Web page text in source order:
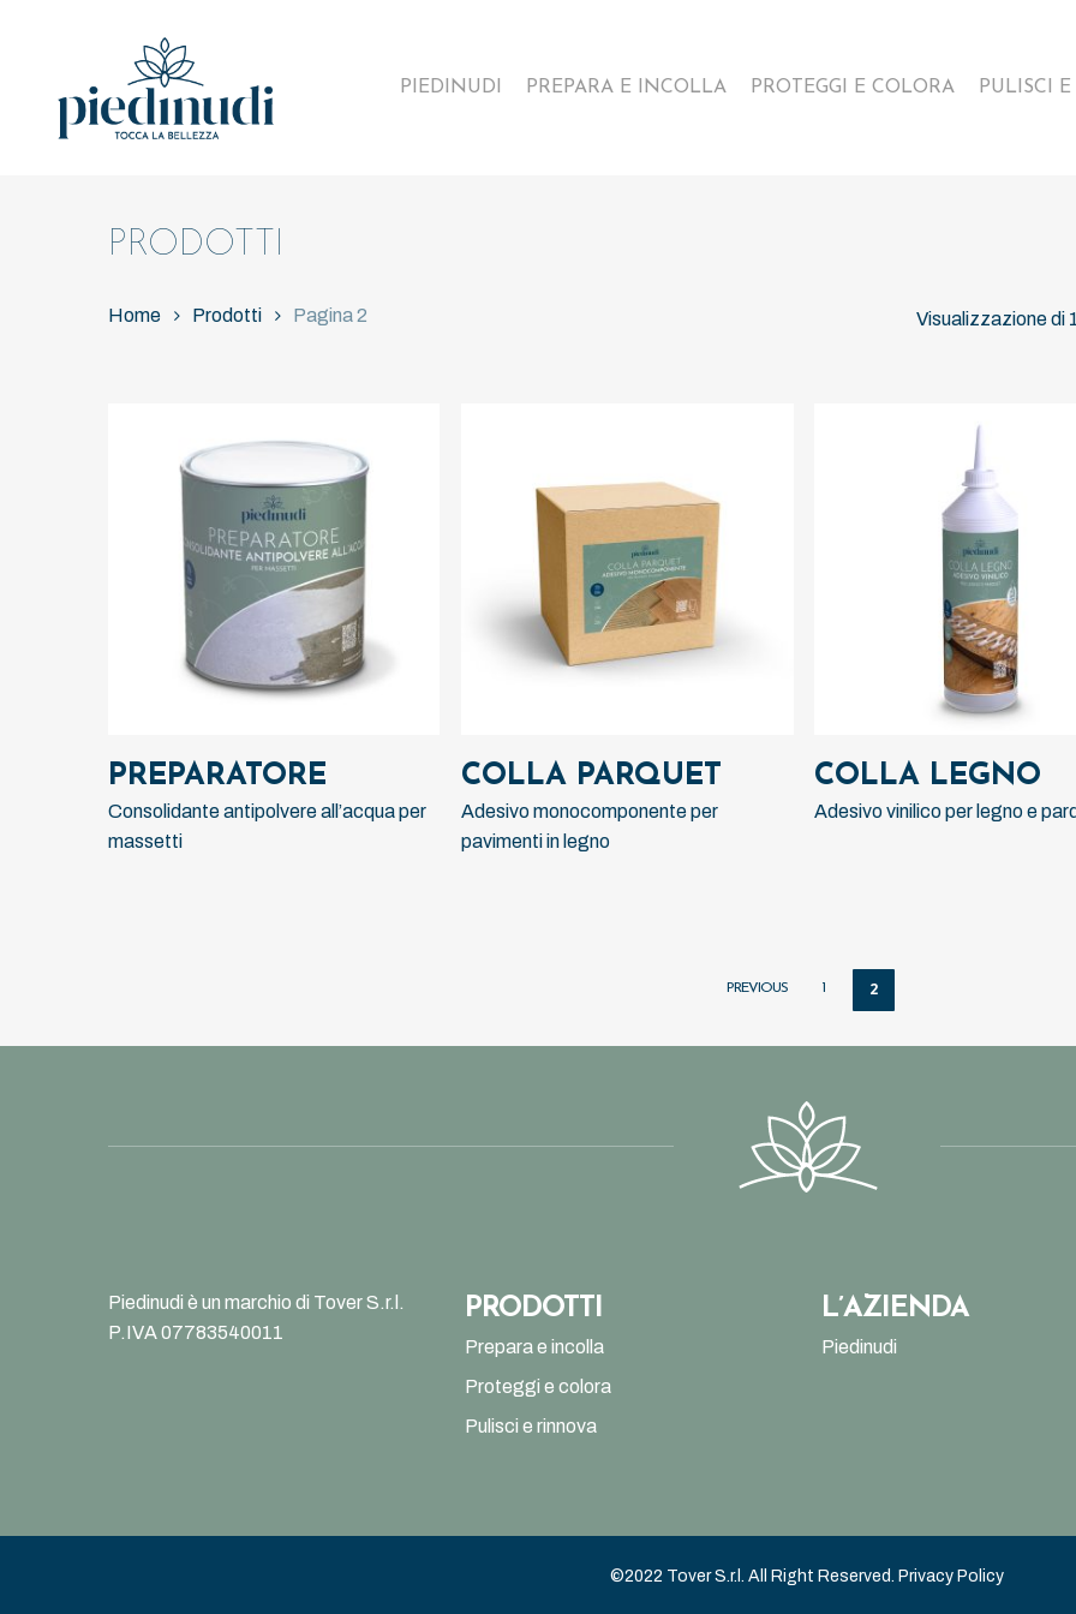
content
PIEDINUDI PREPARA E INCOLLA PROTEGGI E COLORA PULISCI
PRODOTTI
Visualizzazione di
Home Prodotti Pagina 2
LEGGI TUTTO
PREPARATORE
Consolidante antipolvere all’acqua per
massetti
LEGGI TUTTO
COLLA PARQUET
Adesivo monocomponente per
pavimenti in legno
LEGGI TUTTO
COLLA LEGNO
Adesivo vinilico per legno e
PREVIOUS 1 2
Piedinudi è un marchio di Tover S.r.l.
P.IVA 07783540011
PRODOTTI
Prepara e incolla
Proteggi e colora
Pulisci e rinnova
L’AZIENDA
Piedinudi
©2022 Tover S.r.l. All Right Reserved. Privacy Policy